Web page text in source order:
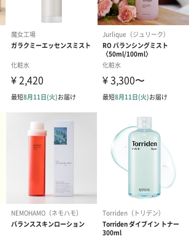
ブーケ（ホワイトグリ
ーン）（1,650円）
ブーケ（ピン
（1,650円）
リザーブドフラワー
ライフラワー・プリザーブドフラワーを同
る場合がございます。予めご了承くださ
てお届けします。